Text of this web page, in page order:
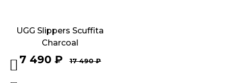
UGG Slippers Scuffita
Charcoal
7 490 ₽ 17 490₽